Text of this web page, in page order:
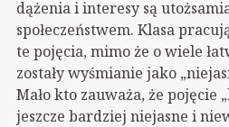
dążenia i interesy są
społeczeństwem. Klasa
te pojęcia, mimo że o wiele
zostały wyśmianie jako
Mało kto zauważa, że pojęcie
jeszcze bardziej niejasne i